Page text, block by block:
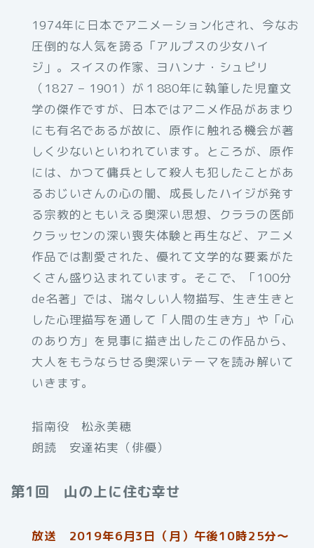
1974年に日本でアニメーション化され、今なお
圧倒的な人気を誇る「アルプスの少女ハイ
ジ」。スイスの作家、ヨハンナ・シュピリ
（1827 – 1901）が１880年に執筆した児童文
学の傑作ですが、日本ではアニメ作品があまり
にも有名であるが故に、原作に触れる機会が著
しく少ないといわれています。ところが、原作
には、かつて傭兵として殺人も犯したことがあ
るおじいさんの心の闇、成長したハイジが発す
る宗教的ともいえる奥深い思想、クララの医師
クラッセンの深い喪失体験と再生など、アニメ
作品では割愛された、優れて文学的な要素がた
くさん盛り込まれています。そこで、「100分
de名著」では、瑞々しい人物描写、生き生きと
した心理描写を通して「人間の生き方」や「心
のあり方」を見事に描き出したこの作品から、
大人をもうならせる奥深いテーマを読み解いて
いきます。
指南役 松永美穂
朗読 安達祐実（俳優）
第1回 山の上に住む幸せ
放送 2019年6月3日（月）午後10時25分～